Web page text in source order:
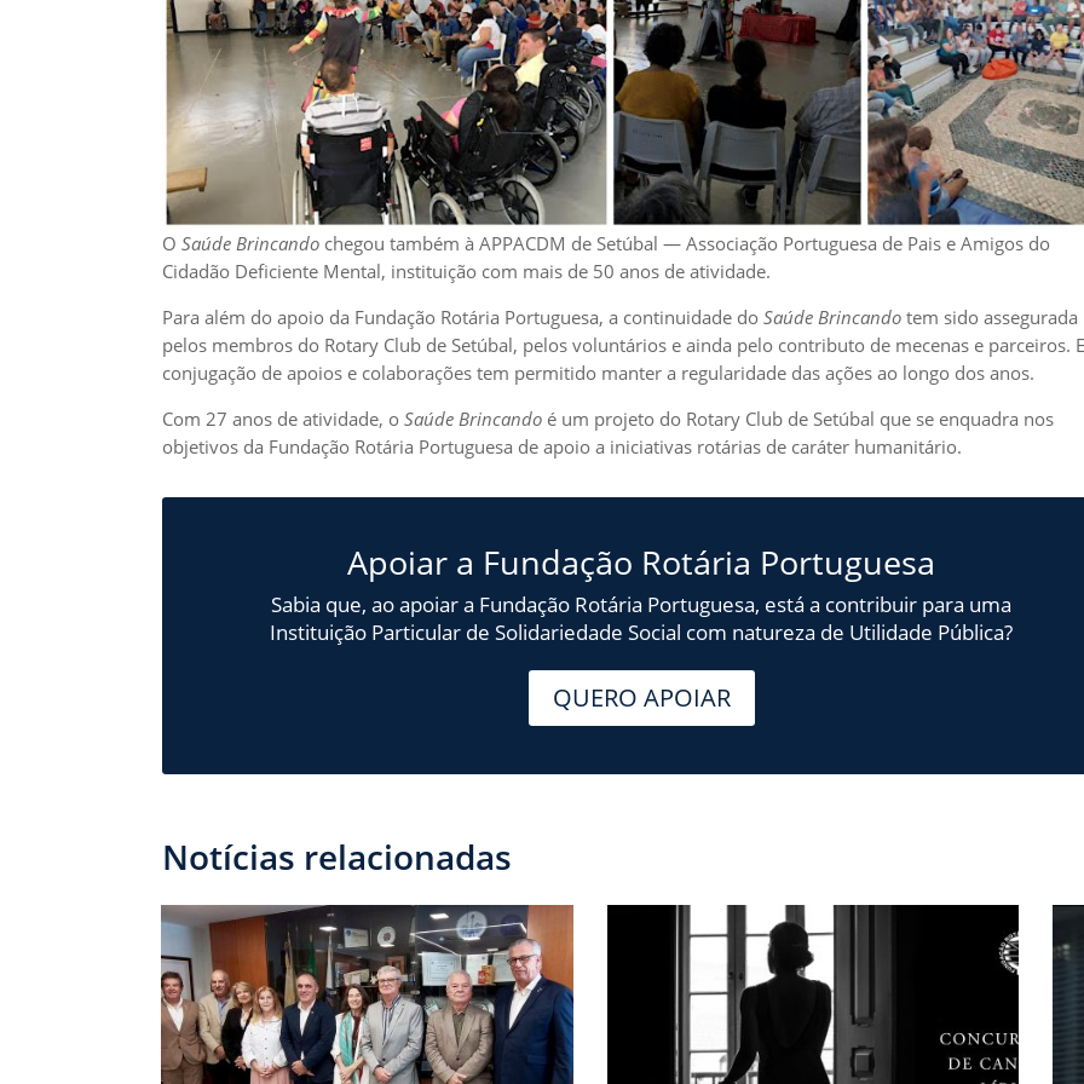
OSaúde Brincando chegou também à APPACDM de Setúbal — Associação Portuguesa de Pais e Amigos do
Cidadão Deficiente Mental, instituição com mais de 50 anos de atividade.
Para além do apoio da Fundação Rotária Portuguesa, a continuidade doSaúde Brincando tem sido assegurada
pelos membros do Rotary Club de Setúbal, pelos voluntários e ainda pelo contributo de mecenas e parceiros.
conjugação de apoios e colaborações tem permitido manter a regularidade das ações ao longo dos anos.
Com 27 anos de atividade, oSaúde Brincando é um projeto do Rotary Club de Setúbal que se enquadra nos
objetivos da Fundação Rotária Portuguesa de apoio a iniciativas rotárias de caráter humanitário.
Apoiar a Fundação Rotária Portuguesa
Sabia que, ao apoiar a Fundação Rotária Portuguesa, está a contribuir para uma
Instituição Particular de Solidariedade Social com natureza de Utilidade Pública?
QUERO APOIAR
Notícias relacionadas